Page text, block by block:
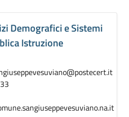
Demografici e Sistemi
Istruzione